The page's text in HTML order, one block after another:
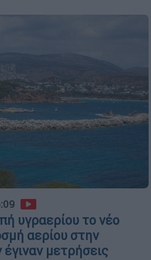
υγραερίου το νέο
αερίου στην
έγιναν μετρήσεις